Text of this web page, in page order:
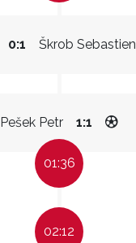
Škrob Sebastien
0:1
Pešek Petr 1:1
01:36
02:12